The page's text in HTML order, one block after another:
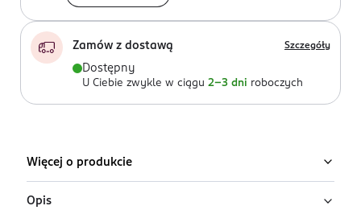
Zamów z dostawą Szczegóły
Dostępny
U Ciebie zwykle w ciągu 2-3 dni roboczych
Więcej o produkcie
Opis